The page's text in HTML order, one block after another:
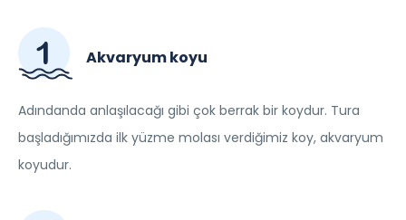
Akvaryum koyu
Adındanda anlaşılacağı gibi çok berrak bir koydur. Tura
başladığımızda ilk yüzme molası verdiğimiz koy, akvaryum
koyudur.